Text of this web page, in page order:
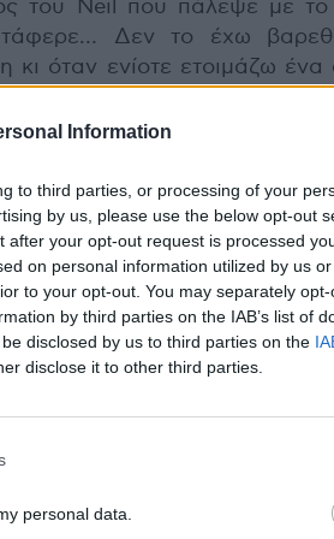
Information
to third parties, or processing of your
by us, please use the below opt-out
after your opt-out request is processed
on personal information utilized by us
to your opt-out. You may separately
by third parties on the IAB’s list of
disclosed by us to third parties on the
disclose it to other third parties.
personal data.
του Neil που πάλεψε με το
Δεν το έχω
κι όταν ενίοτε ετοιμάζω
για κάποια φίλη ή
τρόπο φλερτ) το
– ένα κομμάτι
Mανιφέστο
– δυστυχώς λείπει
όμως τοJealousy, το
στο Popart, ακόμη
λόγους, δεδομένου ότι
ο Neil Tennant και ο Chris